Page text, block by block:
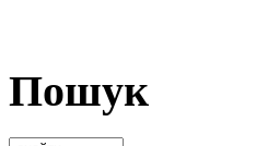
Пошук